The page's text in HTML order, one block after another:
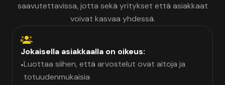
saavutettavissa, jotta sekä yritykset että asiakkaat
voivat kasvaa yhdessä.
Jokaisella asiakkaalla on oikeus:
•Luottaa siihen, että arvostelut ovat aitoja ja
totuudenmukaisia